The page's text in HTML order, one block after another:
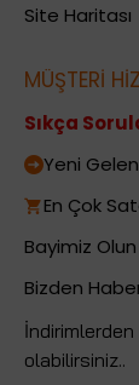
Site Haritası
MÜŞTERİ
Sıkça
Yeni
En Çok
Bayimiz
Bizden
olabilirsiniz..